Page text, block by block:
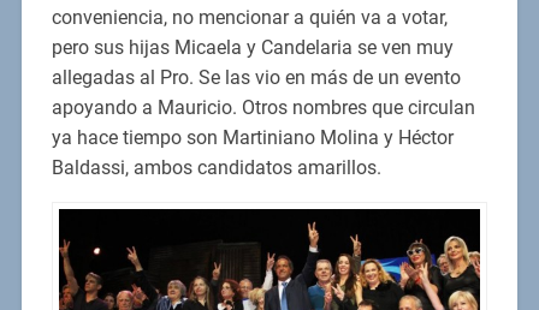
conveniencia, no mencionar a quién va a votar,
pero sus hijas Micaela y Candelaria se ven muy
allegadas al Pro. Se las vio en más de un evento
apoyando a Mauricio. Otros nombres que circulan
ya hace tiempo son Martiniano Molina y Héctor
Baldassi, ambos candidatos amarillos.